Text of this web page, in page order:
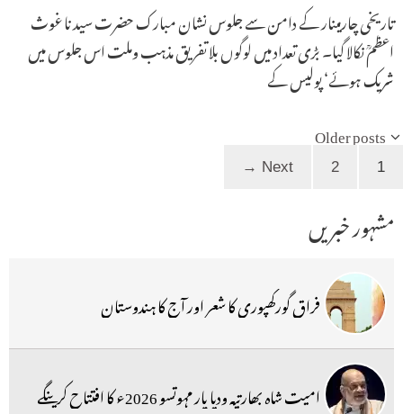
تاریخی چارمینار کے دامن سے جلوس نشان مبارک حضرت سید نا غوث
اعظمؒ نکالا گیا۔ بڑی تعداد میں لوگوں بلا تفریق مذہب وملت اس جلوس میں
شریک ہوئے‘ پولیس کے
Older posts
Page1
Page
2
Next
→
مشہور خبریں
فراق گورکھپوری کا شعر اور آج کا ہندوستان
امیت شاہ بھارتیہ ودیا پار مہوتسو 2026ء کا افتتاح کرینگے